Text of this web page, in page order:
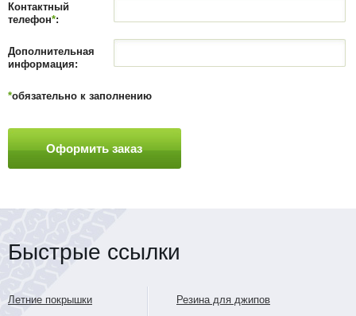
Контактный
телефон*:
Дополнительная
информация:
*обязательно к заполнению
Быстрые ссылки
Летние покрышки Резина для джипов